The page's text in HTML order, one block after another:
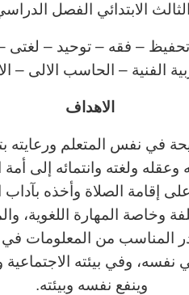
الابتدائي الفصل
– فقه – توحيد – لغتى –
الفنية – الحاسب الالى –
الاهداف
في نفس المتعلم ورعايته
ولغته وانتمائه إلى أمة
إقامة الصلاة وأخذه
وخاصة المهارة اللغوية،
المناسب من المعلومات
نفسه، وفي بيئته
وينفع نفسه وبيئته.